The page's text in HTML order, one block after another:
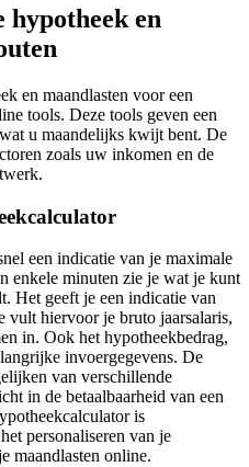
hypotheek en
en maandlasten voor een
tools. Deze tools geven een
u maandelijks kwijt bent. De
zoals uw inkomen en de
een indicatie van je maximale
enkele minuten zie je wat je kunt
Het geeft je een indicatie van
vult hiervoor je bruto jaarsalaris,
in. Ook het hypotheekbedrag,
invoergegevens. De
van verschillende
in de betaalbaarheid van een
is
personaliseren van je
maandlasten online.